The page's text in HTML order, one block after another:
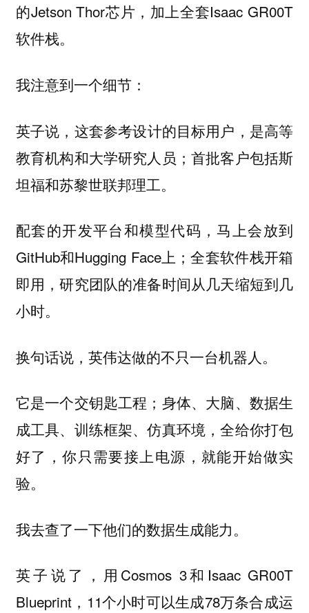
的Jetson Thor芯片，加上全套Isaac GR00T
软件栈。
我注意到一个细节：
英子说， 这套参考设计的目标用户，是高等
教育机构和大学研究人员；首批客户包括斯
坦福和苏黎世联邦理工。
配套的开发平台和模型代码，马上会放到
GitHub和Hugging Face上；全套软件栈开箱
即用，研究团队的准备时间从几天缩短到几
小时。
换句话说，英伟达做的不只一台机器人。
它是一个交钥匙工程；身体、大脑、数据生
成工具、训练框架、仿真环境，全给你打包
好了，你只需要接上电源，就能开始做实
验。
我去查了一下他们的数据生成能力。
英子说了，用Cosmos 3和Isaac GR00T
Blueprint，11个小时可以生成78万条合成运